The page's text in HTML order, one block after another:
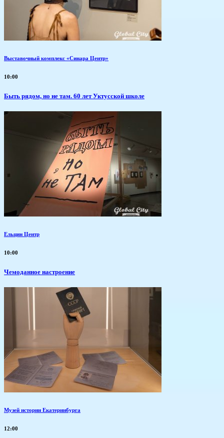
Выставочный комплекс «Синара Центр»
10:00
Быть рядом, но не там. 60 лет Уктусской школе
Ельцин Центр
10:00
Чемоданное настроение
Музей истории Екатеринбурга
12:00